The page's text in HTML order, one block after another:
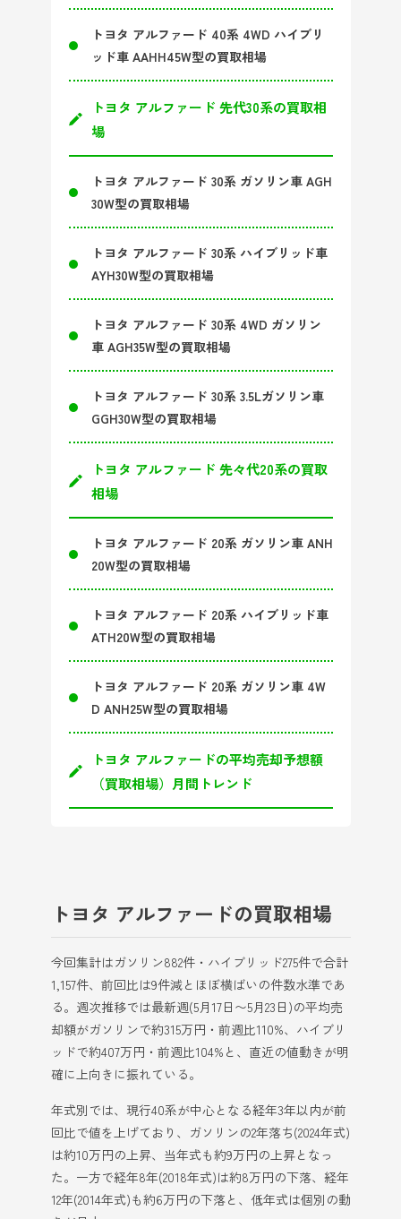
トヨタ アルファード 40系 4WD ハイブリ
ッド車 AAHH45W型の買取相場
トヨタ アルファード 先代30系の買取相
場
トヨタ アルファード 30系 ガソリン車 AGH
30W型の買取相場
トヨタ アルファード 30系 ハイブリッド車
AYH30W型の買取相場
トヨタ アルファード 30系 4WD ガソリン
車 AGH35W型の買取相場
トヨタ アルファード 30系 3.5Lガソリン車
GGH30W型の買取相場
トヨタ アルファード 先々代20系の買取
相場
トヨタ アルファード 20系 ガソリン車 ANH
20W型の買取相場
トヨタ アルファード 20系 ハイブリッド車
ATH20W型の買取相場
トヨタ アルファード 20系 ガソリン車 4W
D ANH25W型の買取相場
トヨタ アルファードの平均売却予想額
（買取相場）月間トレンド
トヨタ アルファードの買取相場
今回集計はガソリン882件・ハイブリッド275件で合計
1,157件、前回比は9件減とほぼ横ばいの件数水準であ
る。週次推移では最新週(5月17日〜5月23日)の平均売
却額がガソリンで約315万円・前週比110%、ハイブリ
ッドで約407万円・前週比104%と、直近の値動きが明
確に上向きに振れている。
年式別では、現行40系が中心となる経年3年以内が前
回比で値を上げており、ガソリンの2年落ち(2024年式)
は約10万円の上昇、当年式も約9万円の上昇となっ
た。一方で経年8年(2018年式)は約8万円の下落、経年
12年(2014年式)も約6万円の下落と、低年式は個別の動